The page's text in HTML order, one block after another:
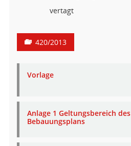
vertagt
420/2013
Vorlage
Anlage 1 Geltungsbereich des
Bebauungsplans